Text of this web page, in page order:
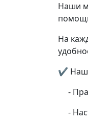
Наши
На
✔ Наши
-
-